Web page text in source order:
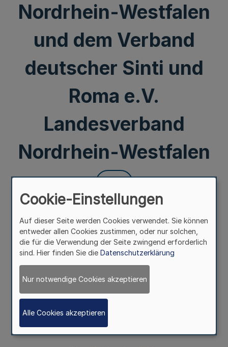
Nordrhein-Westfalen
und dem Verband
deutscher Sinti und
Roma e.V.
Landesverband
Nordrhein-Westfalen
Rahmenvereinbarung
zwischen der Landesregierung Nordrhein-Westfalen
und dem Verband
deutscher Sinti und Roma e.V. Landesverband
Nordrhein-Westfalen
des Ministers für Bundes- und Europaangelegenheiten,
Internationales
Cookie-Einstellungen
Auf dieser Seite werden Cookies verwendet. Sie können
entweder allen Cookies zustimmen, oder nur solchen,
die für die Verwendung der Seite zwingend erforderlich
sind. Hier finden Sie die Datenschutzerklärung
Nur notwendige Cookies akzeptieren
Alle Cookies akzeptieren